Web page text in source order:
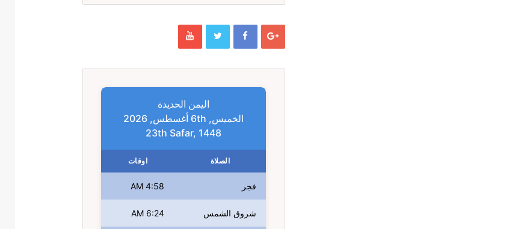
اليمن الحديدة
الخميس, 6th أغسطس, 2026
23th Safar, 1448
الصلاة اوقات
فجر 4:58 AM
شروق الشمس 6:24 AM